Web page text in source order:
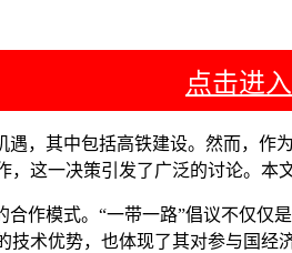
点击进
，其中包括高铁建设。然而，
这一决策引发了广泛的讨论。
作模式。“一带一路”倡议不仅
术优势，也体现了其对参与国经